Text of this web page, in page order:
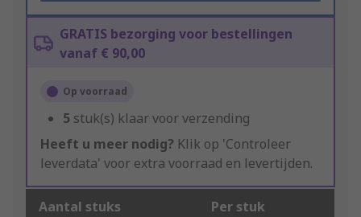
GRATIS bezorging voor bestellingen
vanaf € 90,00
Op voorraad
5 stuk(s) klaar voor verzending
Heeft u meer nodig? Klik op 'Controleer
leverdata' voor extra voorraad en levertijden.
Aantal stuks Per stuk